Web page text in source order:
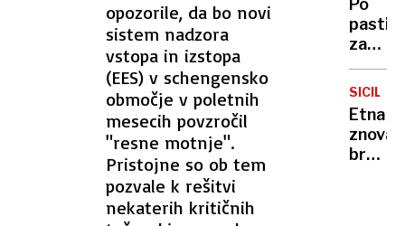
opozorile, da bo novi
sistem nadzora
vstopa in izstopa
(EES) v schengensko
območje v poletnih
mesecih povzročil
"resne motnje".
Pristojne so ob tem
pozvale k rešitvi
nekaterih kritičnih
ali
tudi
Po
pasti
za
ovadili
štiri
SICILIJA
Etna
znova
bruha: